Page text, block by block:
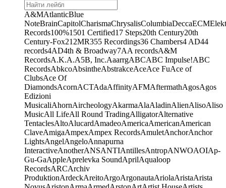
A&MAtlanticBlue
NoteBrainCapitolCharismaChrysalisColumbiaDeccaECM
Records100%1501 Certified17 Steps20th Century20th
Century-Fox21 2MR355 Recordings36 Chambers4 AD44
records4AD4th & Broadway7AA recordsA&M
RecordsA.K.A.A5B, Inc.AaarrgABCABC Impulse!ABC
RecordsAbkcoAbsintheAbstrakceAceAce FuAce of
ClubsAce Of
DiamondsAcornACTAdaAffinityAFMAftermathAgosAgos
Edizioni
MusicaliAhornAircheologyAkarmaAlaAladinAlienAlisoAliso
MusicAll LifeAll Round TradingAlligatorAlternative
TentaclesAltoAlucardAmadeoAmericaAmericanAmerican
ClaveAmigaAmpexAmpex RecordsAmuletAnchorAnchor
LightsAngelAngeloAnnapurna
InteractiveAnotherANSANTIAntillesAntropANWOAOIAp-
Gu-GaAppleAprelevka SoundAprilAqualoop
RecordsARCArchiv
ProduktionArdeckAreitoArgoArgonautaAriolaAristaArista